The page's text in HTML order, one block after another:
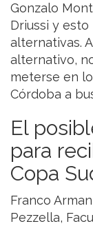
Gonzalo
Driussi y
alternativas.
alternativo,
meterse en
Córdoba a
El
para
Copa
Franco
Pezzella,